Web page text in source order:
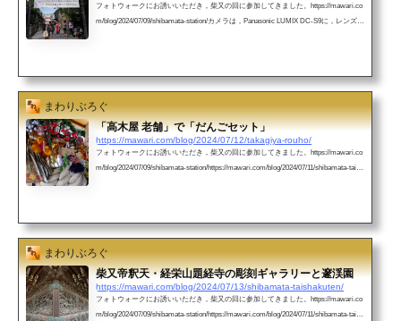
フォトウォークにお誘いいただき，柴又の回に参加してきました。https://mawari.co
m/blog/2024/07/09/shibamata-station/カメラは，Panasonic LUMIX DC-S9に，レンズ
菓子屋」（ってカテゴリでいいのかな？）の「柴又ハイカラ横丁」です。駄菓子だ
まわりぶろぐ
「高木屋 老舗」で「だんごセット」
https://mawari.com/blog/2024/07/12/takagiya-rouho/
フォトウォークにお誘いいただき，柴又の回に参加してきました。https://mawari.co
m/blog/2024/07/09/shibamata-station/https://mawari.com/blog/2024/07/11/shibamata-taish
おみやげ等の販売店と喫茶店の２店舗展開。寅さんのおいちゃんとおばちゃんが経
まわりぶろぐ
柴又帝釈天・経栄山題経寺の彫刻ギャラリーと邃渓園
https://mawari.com/blog/2024/07/13/shibamata-taishakuten/
フォトウォークにお誘いいただき，柴又の回に参加してきました。https://mawari.co
m/blog/2024/07/09/shibamata-station/https://mawari.com/blog/2024/07/11/shibamata-taish